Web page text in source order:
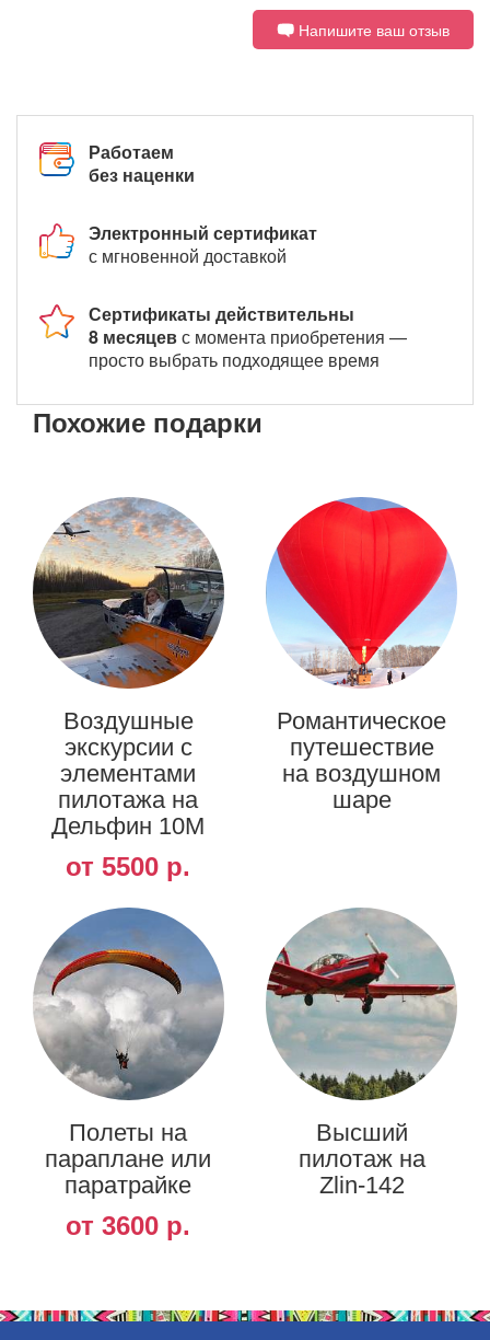
Напишите ваш отзыв
Работаем
без наценки
Электронный сертификат
с мгновенной доставкой
Сертификаты действительны
8 месяцевс момента приобретения —
просто выбрать подходящее время
Похожие подарки
Воздушные
экскурсии с
элементами
пилотажа на
Дельфин 10М
от 5500 р.
Романтическое
путешествие
на воздушном
шаре
Полеты на
параплане или
паратрайке
от 3600 р.
Высший
пилотаж на
Zlin-142